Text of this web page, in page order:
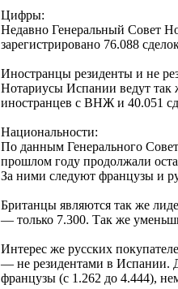
Цифры:
Недавно Генеральный Совет
зарегистрировано 76.088
Иностранцы резиденты и не
Нотариусы Испании ведут так
иностранцев с ВНЖ и 40.051
Национальности:
По данным Генерального
прошлом году продолжали
За ними следуют французы и
Британцы являются так же
— только 7.300. Так же
Интерес же русских
— не резидентами в Испании.
французы (с 1.262 до 4.444),